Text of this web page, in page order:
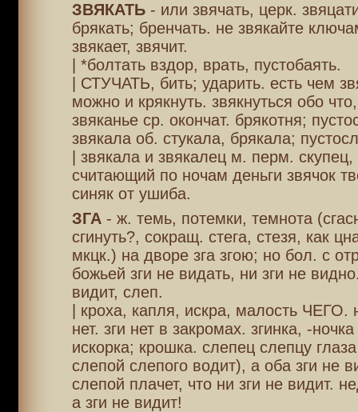
ЗВЯКАТЬ- или звячать, церк.
брякать; бренчать. не звякайте
звякает, звячит.
| *болтать вздор, врать, пустобаять.
| СТУЧАТЬ, бить; ударить. есть чем
можно и крякнуть. звякнуться обо
звяканье ср. окончат. брякотня;
звякала об. стукала, брякала;
| звякала и звякалец м. перм. скупец,
считающий по ночам деньги звячок
синяк от ушиба.
ЗГА- ж. темь, потемки, темнота
сгинуть?, сокращ. стега, стезя, как
мкцк.) на дворе зга згою; но бол. с
божьей зги не видать, ни зги не
видит, слеп.
| кроха, капля, искра, малость ЧЕГО.
нет. зги нет в закромах. згинка, -
искорка; крошка. слепец слепцу
слепой слепого водит), а оба зги не
слепой плачет, что ни зги не видит.
а зги не видит!